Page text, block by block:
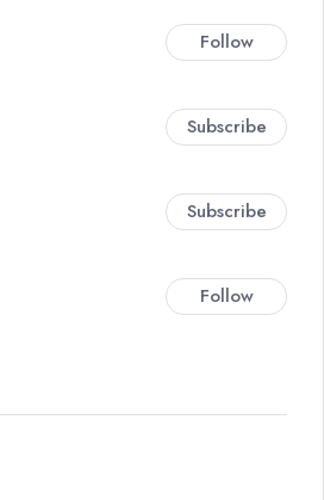
Follow
Subscribe
Subscribe
Follow